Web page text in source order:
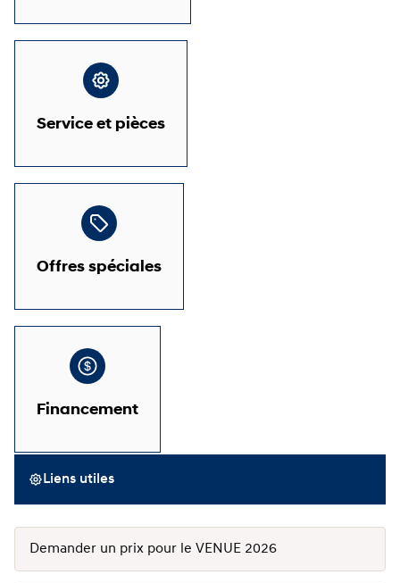
Service et pièces
Offres spéciales
Financement
Liens utiles
Demander un prix pour le VENUE 2026